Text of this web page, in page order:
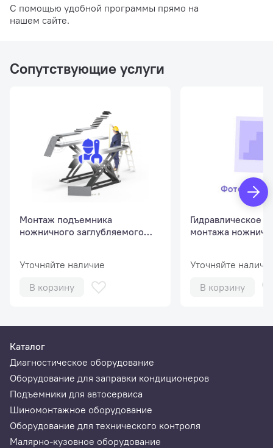
Время подъема/опускания 40/30 сек
Клиренс 330 мм.
Ширина платформ
С помощью удобной программы прямо на
нашем сайте.
Сопутствующие услуги
Монтаж подъемника
ножничного заглубляемого
Уточняйте наличие
В корзину
Гидравлическое
монтажа
Уточняйте
В корзину
Каталог
Диагностическое оборудование
Оборудование для заправки кондиционеров
Подъемники для автосервиса
Шиномонтажное оборудование
Оборудование для технического контроля
Малярно-кузовное оборудование